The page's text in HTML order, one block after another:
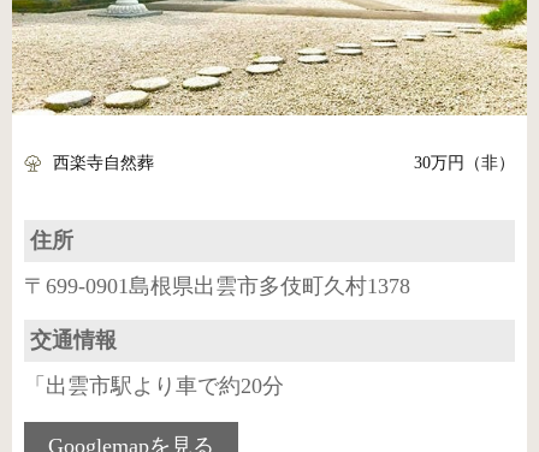
西楽寺自然葬 30万円（非）
住所
〒699-0901島根県出雲市多伎町久村1378
交通情報
「出雲市駅より車で約20分
Googlemapを見る